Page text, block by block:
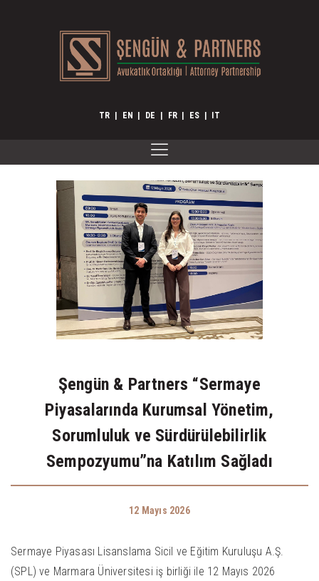
TR EN DE FR| ES IT
Şengün & Partners “Sermaye
Piyasalarında Kurumsal Yönetim,
Sorumluluk ve Sürdürülebilirlik
Sempozyumu”na Katılım Sağladı
12 Mayıs 2026
Sermaye Piyasası Lisanslama Sicil ve Eğitim Kuruluşu A.Ş.
(SPL) ve Marmara Üniversitesi iş birliği ile 12 Mayıs 2026